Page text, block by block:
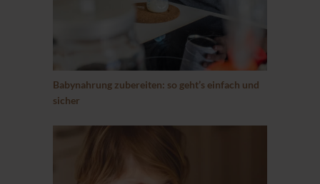
Babynahrung zubereiten: so geht’s einfach und
sicher